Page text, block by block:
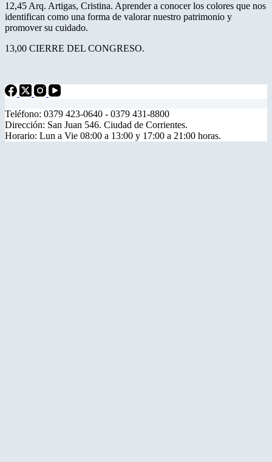
12,45 Arq. Artigas, Cristina. Aprender a conocer los colores que nos
identifican como una forma de valorar nuestro patrimonio y
promover su cuidado.
13,00 CIERRE DEL CONGRESO.
Teléfono: 0379 423-0640 - 0379 431-8800
Dirección: San Juan 546. Ciudad de Corrientes.
Horario: Lun a Vie 08:00 a 13:00 y 17:00 a 21:00 horas.